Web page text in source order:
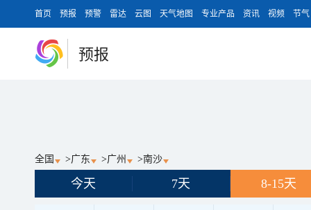
首页 预报 预警 雷达 云图 天气地图 专业产品 资讯 视频 节气
预报
全国 >广东 >广州 >南沙
今天 7天 8-15天